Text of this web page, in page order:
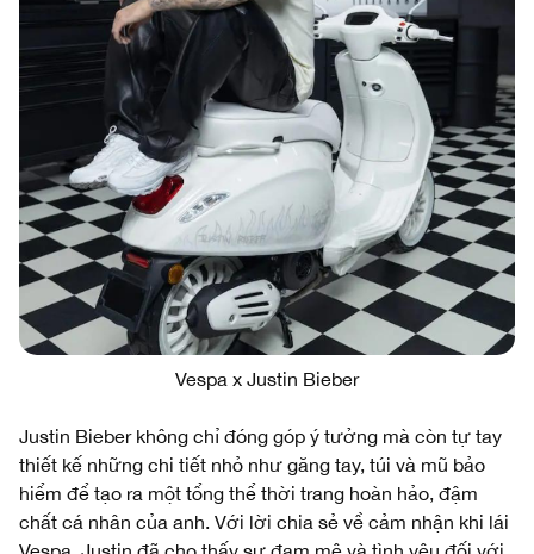
Vespa x Justin Bieber
Justin Bieber không chỉ đóng góp ý tưởng mà còn tự tay
thiết kế những chi tiết nhỏ như găng tay, túi và mũ bảo
hiểm để tạo ra một tổng thể thời trang hoàn hảo, đậm
chất cá nhân của anh. Với lời chia sẻ về cảm nhận khi lái